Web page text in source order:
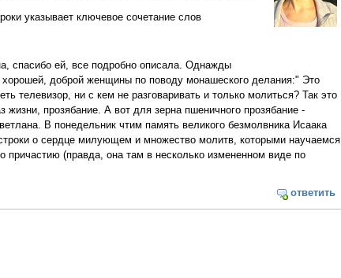
указывает ключевое сочетание слов
спасибо ей, все подробно описала. Однажды
доброй женщины по поводу монашеского делания:" Это
телевизор, ни с кем не разговаривать и только молиться? Так это
прозябание. А вот для зерна пшеничного прозябание -
В понедельник чтим память великого безмолвника Исаака
о сердце милующем и множество молитв, которыми научаемся
причастию (правда, она там в несколько измененном виде по
ответить